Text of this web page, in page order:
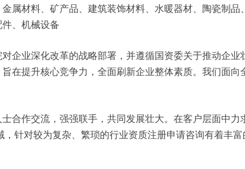
属材料、矿产品、建筑装饰材料、水暖器材、陶瓷制
、机械设备
企业深化改革的战略部署，并遵循国资委关于推动企
在提升核心竞争力，全面刷新企业整体素质。我们面
合作交流，强强联手，共同发展壮大。在客户层面中
针对较为复杂、繁琐的行业资质注册申请咨询有着丰